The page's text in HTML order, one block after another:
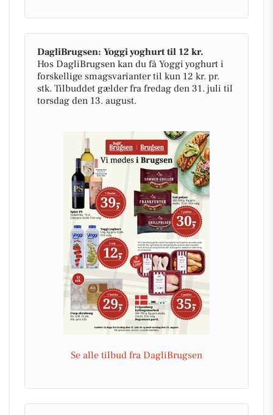
DagliBrugsen: Yoggi yoghurt til 12 kr.
Hos DagliBrugsen kan du få Yoggi yoghurt i
forskellige smagsvarianter til kun 12 kr. pr.
stk. Tilbuddet gælder fra fredag den 31. juli til
torsdag den 13. august.
Se alle tilbud fra DagliBrugsen